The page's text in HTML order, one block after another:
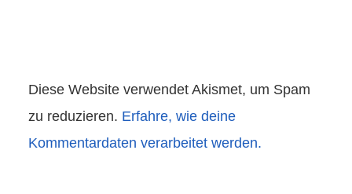
Diese Website verwendet Akismet, um Spam
zu reduzieren. Erfahre, wie deine
Kommentardaten verarbeitet werden.